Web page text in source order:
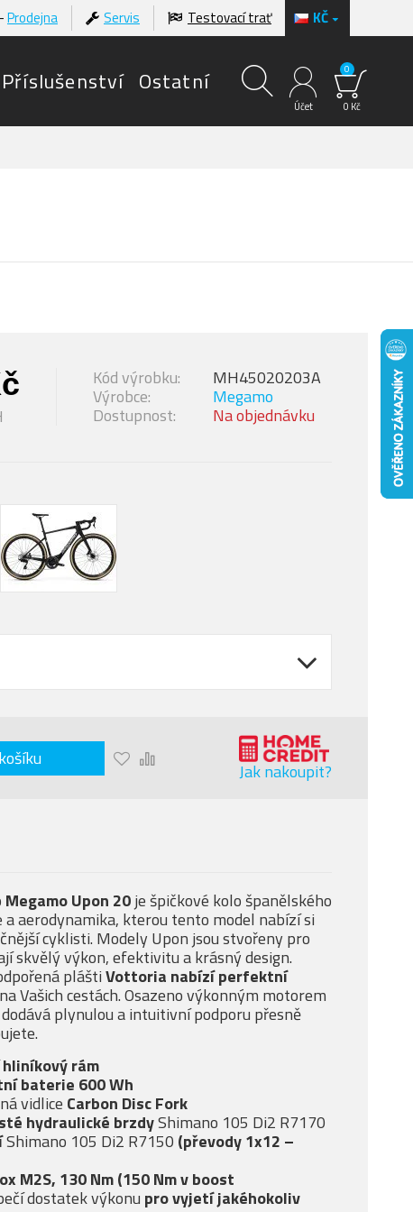
KČ
Prodejna Servis Testovací trať
Příslušenství Ostatní
Účet 0 Kč
0
Dostupnost: Na objednávku
Výrobce: Megamo
Kód výrobku: MH45020203A
Jak nakoupit?
Megamo Upon 20je špičkové kolo španělského
a aerodynamika, kterou tento model nabízí si
cyklisti. Modely Upon jsou stvořeny pro
skvělý výkon, efektivitu a krásný design.
pláštiVottoria nabízíperfektní
na Vašich cestách. Osazeno výkonným motorem
plynulou a intuitivní podporu přesně
hliníkový rám
baterie 600 Wh
vidlice Carbon Disc Fork
hydraulické brzdyShimano 105 Di2 R7170
Shimano 105 Di2 R7150 (převody 1x12 –
M2S, 130 Nm (150 Nm v boost
dostatek výkonu pro vyjetí jakéhokoliv